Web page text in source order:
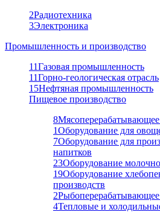
2Радиотехника
3Электроника
Промышленность и производство
11Газовая промышленность
11Горно-геологическая отрасль
15Нефтяная промышленность
Пищевое производство
8
1Оборудование для
7Оборудование для
напитков
23Оборудование
19Оборудование
производств
2
4Тепловые и